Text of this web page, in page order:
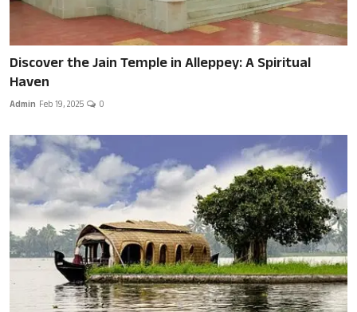
Discover the Jain Temple in Alleppey: A Spiritual
Haven
Admin Feb 19, 2025 0